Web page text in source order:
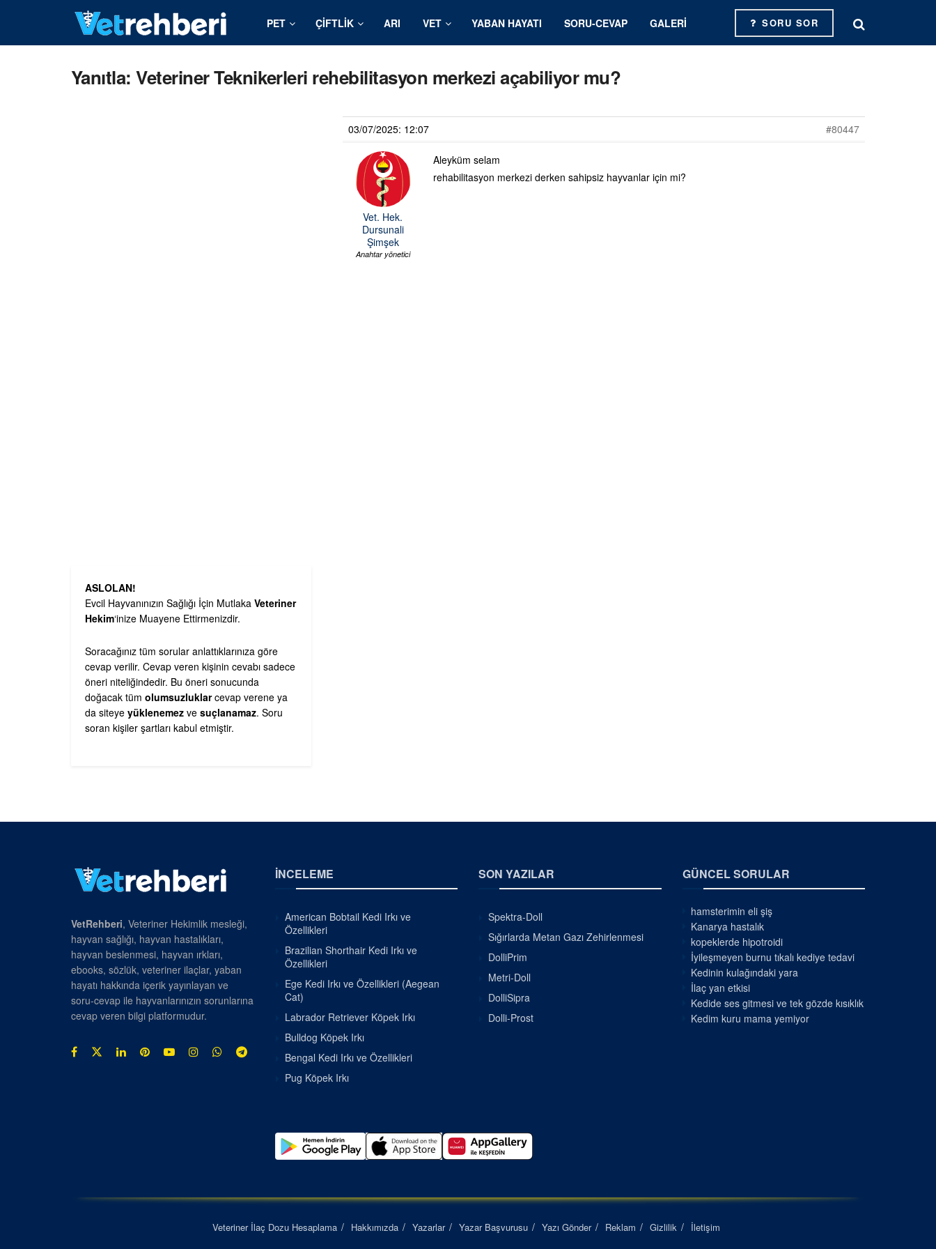
PET ÇIFTLIK ARI VET YABAN HAYATI SORU-CEVAP GALERI SORU SOR
Yanıtla: Veteriner Teknikerleri rehebilitasyon merkezi açabiliyor mu?
03/07/2025: 12:07 #80447
Vet. Hek.
Dursunali
Şimşek
Anahtar yönetici
Aleyküm selam
rehabilitasyon merkezi derken sahipsiz hayvanlar için mi?
ASLOLAN!
Evcil Hayvanınızın Sağlığı İçin Mutlaka Veteriner
Hekim‘inize Muayene Ettirmenizdir.
Soracağınız tüm sorular anlattıklarınıza göre
cevap verilir. Cevap veren kişinin cevabı sadece
öneri niteliğindedir. Bu öneri sonucunda
doğacak tüm olumsuzluklarcevap verene ya
da siteye yüklenemez ve suçlanamaz. Soru
soran kişiler şartları kabul etmiştir.
VetRehberi, Veteriner Hekimlik mesleği,
hayvan sağlığı, hayvan hastalıkları,
hayvan beslenmesi, hayvan ırkları,
ebooks, sözlük, veteriner ilaçlar, yaban
hayatı hakkında içerik yayınlayan ve
soru-cevap ile hayvanlarınızın sorunlarına
cevap veren bilgi platformudur.
İNCELEME
American Bobtail Kedi Irkı ve
Özellikleri
Brazilian Shorthair Kedi Irkı ve
Özellikleri
Ege Kedi Irkı ve Özellikleri (Aegean
Cat)
Labrador Retriever Köpek Irkı
Bulldog Köpek Irkı
Bengal Kedi Irkı ve Özellikleri
Pug Köpek Irkı
SON YAZILAR
Spektra-Doll
Sığırlarda Metan Gazı Zehirlenmesi
DolliPrim
Metri-Doll
DolliSipra
Dolli-Prost
GÜNCEL SORULAR
hamsterimin eli şiş
Kanarya hastalık
kopeklerde hipotroidi
İyileşmeyen burnu tıkalı kediye tedavi
Kedinin kulağındaki yara
İlaç yan etkisi
Kedide ses gitmesi ve tek gözde kısıklık
Kedim kuru mama yemiyor
Veteriner İlaç Dozu Hesaplama Hakkımızda Yazarlar Yazar Başvurusu Yazı Gönder Reklam Gizlilik İletişim